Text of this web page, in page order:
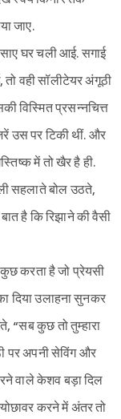
जाए.
घर चली आई. सगाई
वही सॉलीटेयर अंगूठी
विस्मित प्रसन्नचित्त
उस पर टिकी थीं. और
में तो खैर है ही.
सहलाते बोल उठते,
है कि रिझाने की वैसी
करता है जो प्रेयसी
दिया उलाहना सुनकर
“सब कुछ तो तुम्हारा
पर अपनी सेविंग और
वाले केशव बड़ा दिल
करने में अंतर तो